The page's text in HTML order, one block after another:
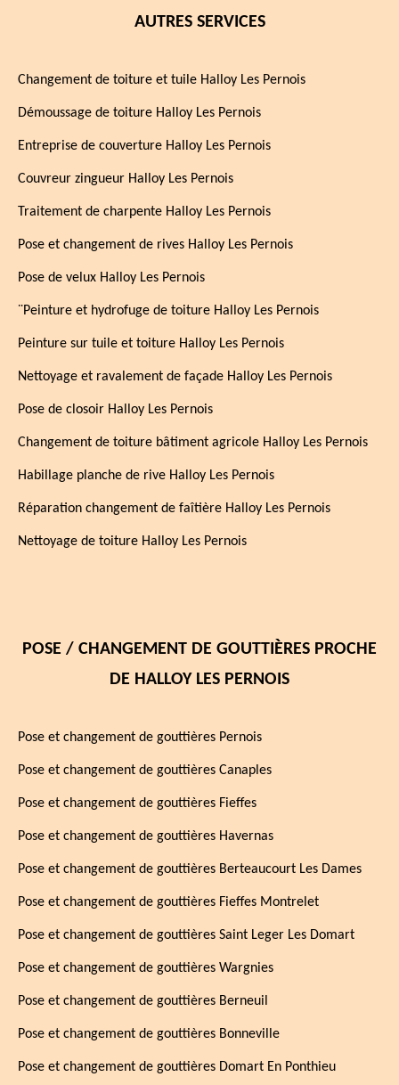
AUTRES SERVICES
Changement de toiture et tuile Halloy Les Pernois
Démoussage de toiture Halloy Les Pernois
Entreprise de couverture Halloy Les Pernois
Couvreur zingueur Halloy Les Pernois
Traitement de charpente Halloy Les Pernois
Pose et changement de rives Halloy Les Pernois
Pose de velux Halloy Les Pernois
¨Peinture et hydrofuge de toiture Halloy Les Pernois
Peinture sur tuile et toiture Halloy Les Pernois
Nettoyage et ravalement de façade Halloy Les Pernois
Pose de closoir Halloy Les Pernois
Changement de toiture bâtiment agricole Halloy Les Pernois
Habillage planche de rive Halloy Les Pernois
Réparation changement de faîtière Halloy Les Pernois
Nettoyage de toiture Halloy Les Pernois
POSE / CHANGEMENT DE GOUTTIÈRES PROCHE
DE HALLOY LES PERNOIS
Pose et changement de gouttières Pernois
Pose et changement de gouttières Canaples
Pose et changement de gouttières Fieffes
Pose et changement de gouttières Havernas
Pose et changement de gouttières Berteaucourt Les Dames
Pose et changement de gouttières Fieffes Montrelet
Pose et changement de gouttières Saint Leger Les Domart
Pose et changement de gouttières Wargnies
Pose et changement de gouttières Berneuil
Pose et changement de gouttières Bonneville
Pose et changement de gouttières Domart En Ponthieu